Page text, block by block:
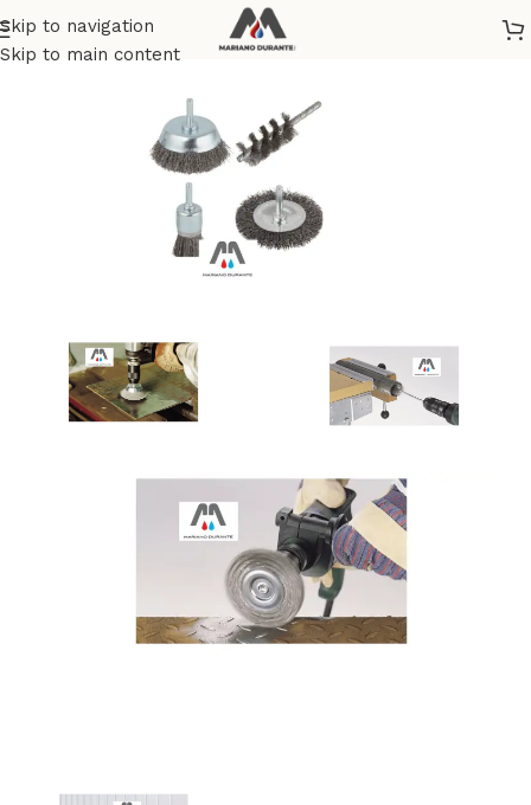
Skip to navigation
Skip to main content
Home/BRICOLAGE E FAI DA TE